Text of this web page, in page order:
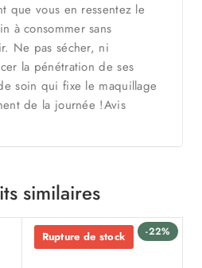
que vous en ressentez le
à consommer sans
Ne pas sécher, ni
la pénétration de ses
soin qui fixe le maquillage
de la journée !Avis
similaires
-22%
Rupture de stock